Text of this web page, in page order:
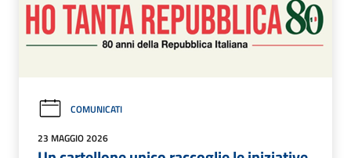
COMUNICATI
23 MAGGIO 2026